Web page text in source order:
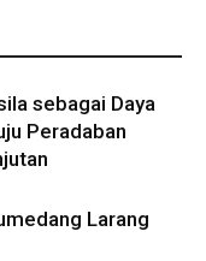
sebagai Daya
Peradaban
Larang